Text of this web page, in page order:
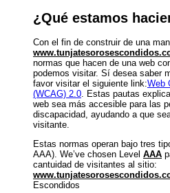
¿Qué estamos
Con el fin de construir de una
normas que hacen de una web
podemos visitar. Sí desea saber
favor visitar el siguiente link:Web
(WCAG) 2.0. Estas pautas
web sea más accesible para las
discapacidad, ayudando a que
visitante.
Estas normas operan bajo tres
AAA). We’ve chosen Level AAA
cantuidad de visitantes al sitio:
Escondidos